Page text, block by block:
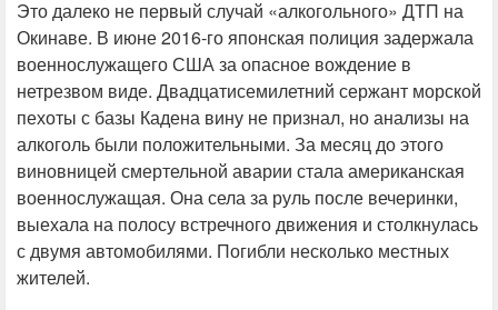
Это далеко не первый случай «алкогольного» ДТП на
Окинаве. В июне 2016-го японская полиция задержала
военнослужащего США за опасное вождение в
нетрезвом виде. Двадцатисемилетний сержант морской
пехоты с базы Кадена вину не признал, но анализы на
алкоголь были положительными. За месяц до этого
виновницей смертельной аварии стала американская
военнослужащая. Она села за руль после вечеринки,
выехала на полосу встречного движения и столкнулась
с двумя автомобилями. Погибли несколько местных
жителей.